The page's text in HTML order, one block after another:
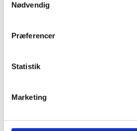
Nødvendig
Præferencer
Statistik
Marketing
500 ml.
Aqua
Propylene Glycol
PEG-40 Hydrogenated Castor Oil
Sodium Citrate